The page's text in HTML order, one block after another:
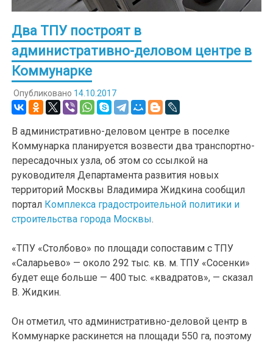
Два ТПУ построят в
административно-деловом центре в
Коммунарке
Опубликовано 14.10.2017
В административно-деловом центре в поселке
Коммунарка планируется возвести два транспортно-
пересадочных узла, об этом со ссылкой на
руководителя Департамента развития новых
территорий Москвы Владимира Жидкина сообщил
портал Комплекса градостроительной политики и
строительства города Москвы.
«ТПУ «Столбово» по площади сопоставим с ТПУ
«Саларьево» — около 292 тыс. кв. м. ТПУ «Сосенки»
будет еще больше — 400 тыс. «квадратов», — сказал
В. Жидкин.
Он отметил, что административно-деловой центр в
Коммунарке раскинется на площади 550 га, поэтому